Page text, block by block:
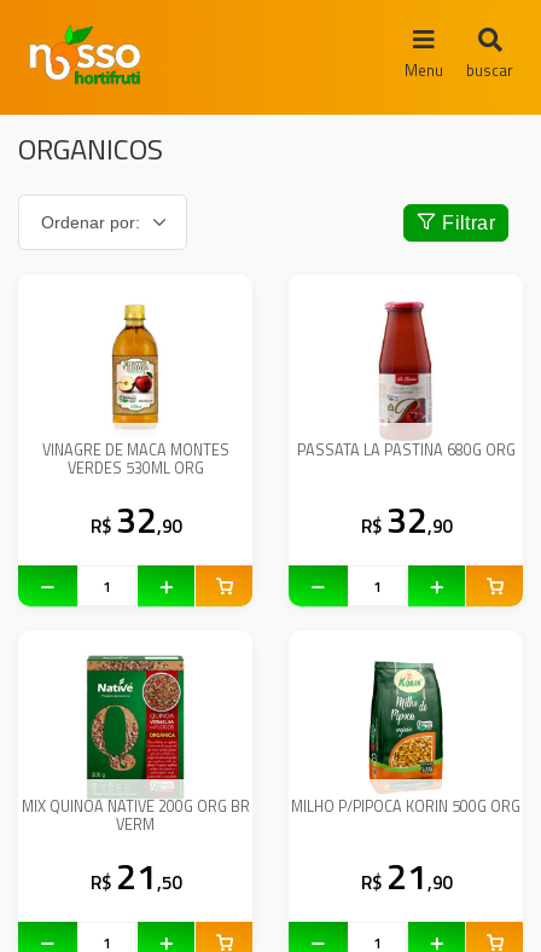
Menu buscar
ORGANICOS
Filtrar
VINAGRE DE MACA MONTES
VERDES 530ML ORG
R$ 32,90
PASSATA LA PASTINA 680G ORG
R$ 32,90
MIX QUINOA NATIVE 200G ORG BR
VERM
R$ 21,50
MILHO P/PIPOCA KORIN 500G ORG
R$ 21,90